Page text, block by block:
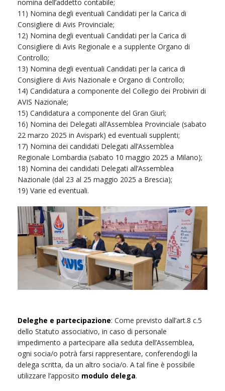
nomina dell’addetto contabile;
11) Nomina degli eventuali Candidati per la Carica di
Consigliere di Avis Provinciale;
12) Nomina degli eventuali Candidati per la Carica di
Consigliere di Avis Regionale e a supplente Organo di
Controllo;
13) Nomina degli eventuali Candidati per la carica di
Consigliere di Avis Nazionale e Organo di Controllo;
14) Candidatura a componente del Collegio dei Probiviri di
AVIS Nazionale;
15) Candidatura a componente del Gran Giurì;
16) Nomina dei Delegati all’Assemblea Provinciale (sabato
22 marzo 2025 in Avispark) ed eventuali supplenti;
17) Nomina dei candidati Delegati all’Assemblea
Regionale Lombardia (sabato 10 maggio 2025 a Milano);
18) Nomina dei candidati Delegati all’Assemblea
Nazionale (dal 23 al 25 maggio 2025 a Brescia);
19) Varie ed eventuali.
Deleghe e partecipazione: Come previsto dall’art.8 c.5
dello Statuto associativo, in caso di personale
impedimento a partecipare alla seduta dell’Assemblea,
ogni socia/o potrà farsi rappresentare, conferendogli la
delega scritta, da un altro socia/o. A tal fine è possibile
utilizzare l’apposito modulo delega.